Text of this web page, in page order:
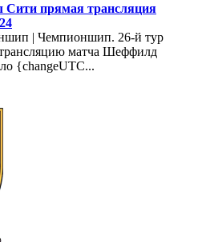
прямая трансляция
| Чемпионшип. 26-й тур
матча Шеффилд
{changeUTC...